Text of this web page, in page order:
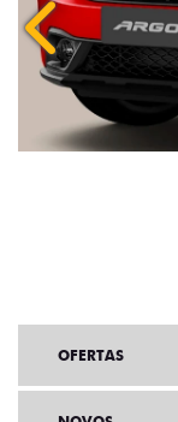
Anterior
OFERTAS